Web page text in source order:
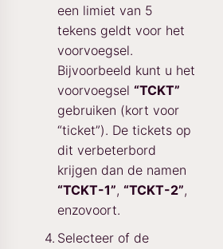
een limiet van 5
tekens geldt voor het
voorvoegsel.
Bijvoorbeeld kunt u het
voorvoegsel “TCKT”
gebruiken (kort voor
“ticket”). De tickets op
dit verbeterbord
krijgen dan de namen
“TCKT-1”, “TCKT-2”,
enzovoort.
Selecteer of de